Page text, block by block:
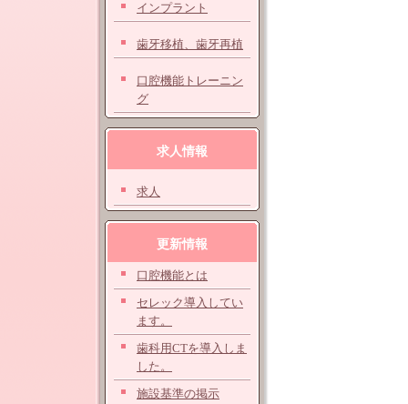
インプラント
歯牙移植、歯牙再植
口腔機能トレーニン
グ
求人情報
求人
更新情報
口腔機能とは
セレック導入してい
ます。
歯科用CTを導入しま
した。
施設基準の掲示